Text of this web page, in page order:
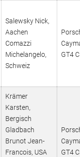
Salewsky Nick,
Aachen
Comazzi
Michelangelo,
Schweiz
GT4
Krämer
Karsten,
Bergisch
Gladbach
Brunot Jean-
Francois, USA
GT4